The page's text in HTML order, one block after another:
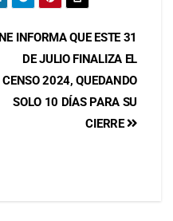
INE INFORMA QUE ESTE 31
DE JULIO FINALIZA EL
CENSO 2024, QUEDANDO
SOLO 10 DÍAS PARA SU
CIERRE